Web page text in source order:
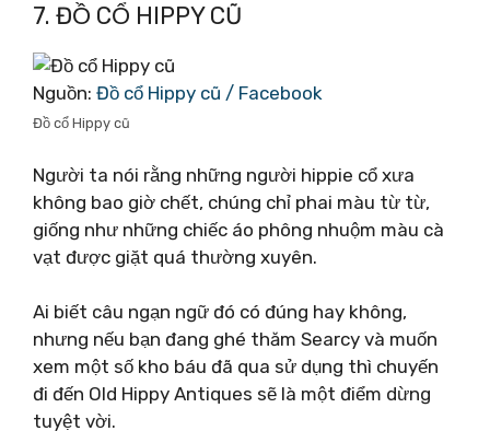
7. ĐỒ CỔ HIPPY CŨ
Nguồn: Đồ cổ Hippy cũ / Facebook
Đồ cổ Hippy cũ
Người ta nói rằng những người hippie cổ xưa
không bao giờ chết, chúng chỉ phai màu từ từ,
giống như những chiếc áo phông nhuộm màu cà
vạt được giặt quá thường xuyên.
Ai biết câu ngạn ngữ đó có đúng hay không,
nhưng nếu bạn đang ghé thăm Searcy và muốn
xem một số kho báu đã qua sử dụng thì chuyến
đi đến Old Hippy Antiques sẽ là một điểm dừng
tuyệt vời.